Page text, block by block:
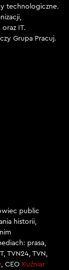
technologiczne.
IT.
Grupa Pracuj.
public
historii,
prasa,
TVN24, TVN,
, CEO Kuźniar